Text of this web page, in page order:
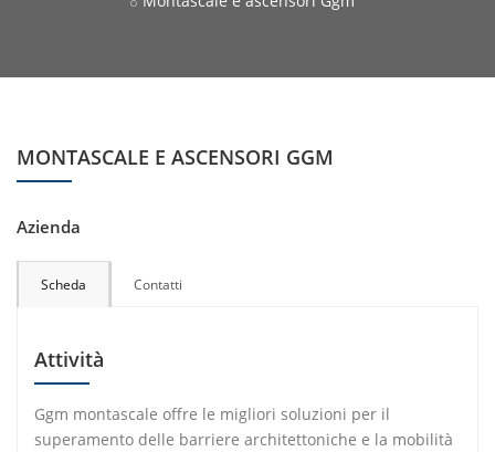
MONTASCALE E ASCENSORI GGM
Azienda
Scheda Contatti
Attività
Ggm montascale offre le migliori soluzioni per il
superamento delle barriere architettoniche e la mobilità